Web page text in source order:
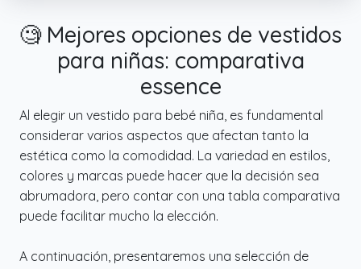
✔️ Ocasiones: Uso diario, otoño e invierno,
sesiones de fotos, regalo de primer
cumpleaños, regalo de Acción de Gracias,
Halloween, San Valentín, baby shower,
Navidad
✔️ Edad aplicable: Ropa para bebé niña de 0
a 3 meses, conjunto de vestido 3 a 6 meses,
conjunto invierno niña 6 a 12 meses, faldas
bebe niña 12 a 18 meses, trajes de otoño e
invierno para niñas pequeñas. Consulta la
antes de realizar el pedido
🧐 Mejores opciones de vestidos
para niñas: comparativa
essence
Al elegir un vestido para bebé niña, es fundamental
considerar varios aspectos que afectan tanto la
estética como la comodidad. La variedad en estilos,
colores y marcas puede hacer que la decisión sea
abrumadora, pero contar con una tabla comparativa
puede facilitar mucho la elección.
A continuación, presentaremos una selección de